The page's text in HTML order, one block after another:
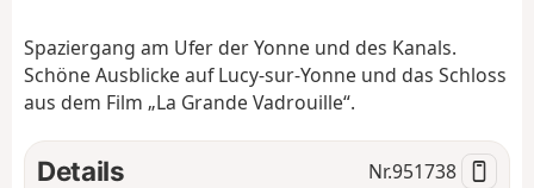
t
n
Spaziergang am Ufer der Yonne und des Kanals.
Schöne Ausblicke auf Lucy-sur-Yonne und das Schloss
aus dem Film „La Grande Vadrouille“.
Details Nr.951738